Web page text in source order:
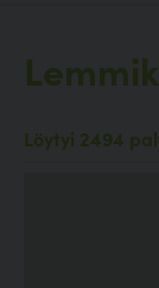
Löytyi 2494